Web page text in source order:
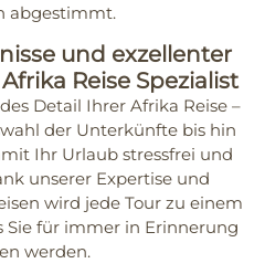
abgestimmt.
und exzellenter
Reise Spezialist
Detail Ihrer Afrika Reise –
der Unterkünfte bis hin
Ihr Urlaub stressfrei und
unserer Expertise und
wird jede Tour zu einem
Sie für immer in Erinnerung
werden.